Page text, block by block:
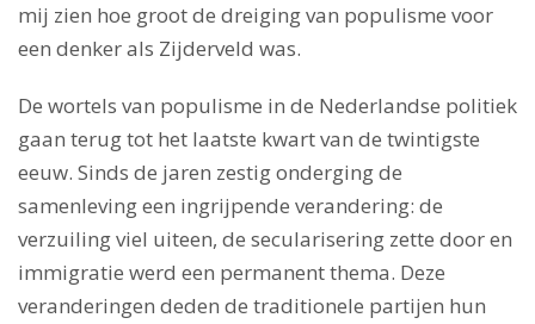
mij zien hoe groot de dreiging van populisme voor
een denker als Zijderveld was.
De wortels van populisme in de Nederlandse politiek
gaan terug tot het laatste kwart van de twintigste
eeuw. Sinds de jaren zestig onderging de
samenleving een ingrijpende verandering: de
verzuiling viel uiteen, de secularisering zette door en
immigratie werd een permanent thema. Deze
veranderingen deden de traditionele partijen hun